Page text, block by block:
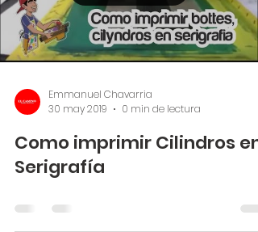
Emmanuel Chavarria
30 may 2019
0 min de lectura
Como imprimir Cilindros en
Serigrafía